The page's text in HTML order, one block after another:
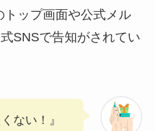
ップ画面や公式メル
SNSで告知がされてい
ない！』